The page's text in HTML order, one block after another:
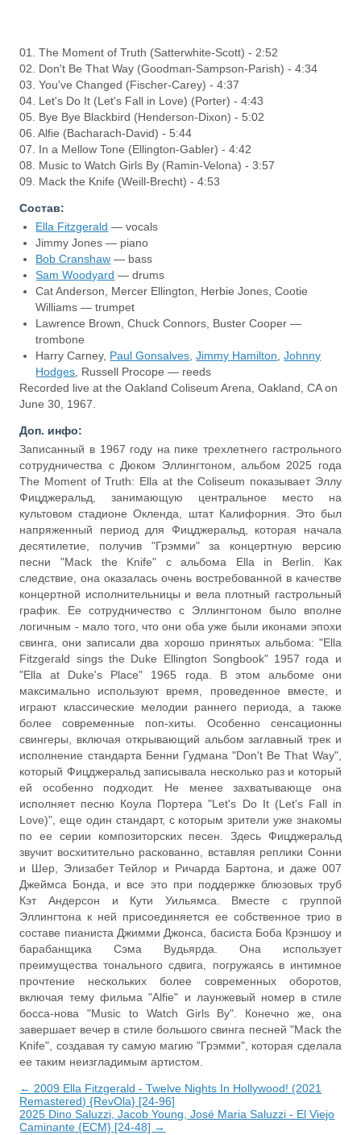
01. The Moment of Truth (Satterwhite-Scott) - 2:52
02. Don't Be That Way (Goodman-Sampson-Parish) - 4:34
03. You've Changed (Fischer-Carey) - 4:37
04. Let's Do It (Let's Fall in Love) (Porter) - 4:43
05. Bye Bye Blackbird (Henderson-Dixon) - 5:02
06. Alfie (Bacharach-David) - 5:44
07. In a Mellow Tone (Ellington-Gabler) - 4:42
08. Music to Watch Girls By (Ramin-Velona) - 3:57
09. Mack the Knife (Weill-Brecht) - 4:53
Состав:
Ella Fitzgerald — vocals
Jimmy Jones — piano
Bob Cranshaw — bass
Sam Woodyard — drums
Cat Anderson, Mercer Ellington, Herbie Jones, Cootie
Williams — trumpet
Lawrence Brown, Chuck Connors, Buster Cooper —
trombone
Harry Carney, Paul Gonsalves ,Jimmy Hamilton ,Johnny
Hodges , Russell Procope — reeds
Recorded live at the Oakland Coliseum Arena, Oakland, CA on
June 30, 1967.
Доп. инфо:
Записанный в 1967 году на пике трехлетнего гастрольного
сотрудничества с Дюком Эллингтоном, альбом 2025 года
The Moment of Truth: Ella at the Coliseum показывает Эллу
Фицджеральд, занимающую центральное место на
культовом стадионе Окленда, штат Калифорния. Это был
напряженный период для Фицджеральд, которая начала
десятилетие, получив "Грэмми" за концертную версию
песни "Mack the Knife" с альбома Ella in Berlin. Как
следствие, она оказалась очень востребованной в качестве
концертной исполнительницы и вела плотный гастрольный
график. Ее сотрудничество с Эллингтоном было вполне
логичным - мало того, что они оба уже были иконами эпохи
свинга, они записали два хорошо принятых альбома: "Ella
Fitzgerald sings the Duke Ellington Songbook" 1957 года и
"Ella at Duke's Place" 1965 года. В этом альбоме они
максимально используют время, проведенное вместе, и
играют классические мелодии раннего периода, а также
более современные поп-хиты. Особенно сенсационны
свингеры, включая открывающий альбом заглавный трек и
исполнение стандарта Бенни Гудмана "Don't Be That Way",
который Фицджеральд записывала несколько раз и который
ей особенно подходит. Не менее захватывающе она
исполняет песню Коула Портера "Let's Do It (Let's Fall in
Love)", еще один стандарт, с которым зрители уже знакомы
по ее серии композиторских песен. Здесь Фицджеральд
звучит восхитительно раскованно, вставляя реплики Сонни
и Шер, Элизабет Тейлор и Ричарда Бартона, и даже 007
Джеймса Бонда, и все это при поддержке блюзовых труб
Кэт Андерсон и Кути Уильямса. Вместе с группой
Эллингтона к ней присоединяется ее собственное трио в
составе пианиста Джимми Джонса, басиста Боба Крэншоу и
барабанщика Сэма Вудьярда. Она использует
преимущества тонального сдвига, погружаясь в интимное
прочтение нескольких более современных оборотов,
включая тему фильма "Alfie" и лаунжевый номер в стиле
босса-нова "Music to Watch Girls By". Конечно же, она
завершает вечер в стиле большого свинга песней "Mack the
Knife", создавая ту самую магию "Грэмми", которая сделала
ее таким неизгладимым артистом.
← 2009 Ella Fitzgerald - Twelve Nights In Hollywood! (2021
Remastered) {RevOla} [24-96]
2025 Dino Saluzzi, Jacob Young, José Maria Saluzzi - El Viejo
Caminante {ECM} [24-48] →